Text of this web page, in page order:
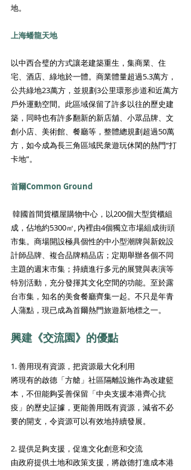
地。
上海蟠龍天地
以中西合璧的方式讓老建築重生，集商業、住
宅、酒店、綠地於一體。商業體量超過5.3萬方，
公共綠地23萬方，並規劃3公里環形步道和近萬方
戶外運動空間。此區域保留了許多以往的歷史建
築，同時也有許多翻新的新店舖、小眾品牌、文
創小店、美術館、餐廳等，整體總規劃超過50萬
方，如今成為長三角區域民衆遊玩休閑的熱門“打
卡地”。
首爾Common Ground
成，佔地約5300㎡, 內裡由4個獨立市場組成街頭
市集。商場開設極具個性的中小型潮牌與新銳設
計師品牌、複合品牌精品店；定期舉辦各個不同
主題的週末市集；持續進行多元的展覽與表演等
特別活動，充分發揮其文化空間的功能。至於露
台市集，知名的美食餐廳齊集一起。不只是年青
人蒲點，現已成為首爾熱門旅遊新地標之一。
興建《交流園》的優點
1. 善用現有資源，把資源最大化利用
將現有的啟德「方艙」社區隔離設施作為改建籃
本，不但能夠妥善保留「中央支援本港齊心抗
疫」的歷史証據，更能善用既有資源，減省不必
要的開支，令資源可以有效地持續發展。
2. 提供足夠支援，促進文化創意和交流
由政府提供土地和政策支援，將啟德打進成本港